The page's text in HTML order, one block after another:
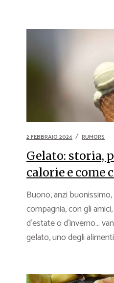
2 FEBBRAIO 2024 RUMORS
Gelato: storia,
calorie e come
Buono, anzi
compagnia, con gli
d’estate o d’inverno…
gelato, uno degli alimenti